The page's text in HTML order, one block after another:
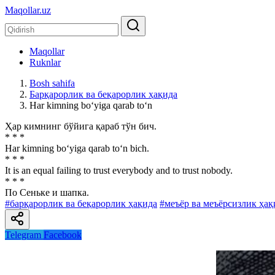
Maqollar.uz
Maqollar
Ruknlar
Bosh sahifa
Барқарорлик ва беқарорлик ҳақида
Har kimning bo‘yiga qarab to‘n
Ҳар кимнинг бўйига қараб тўн бич.
* * *
Har kimning bo‘yiga qarab to‘n bich.
* * *
It is an equal failing to trust everybody and to trust nobody.
* * *
По Сеньке и шапка.
#барқарорлик ва беқарорлик ҳақида #меъёр ва меъёрсизлик
Telegram Facebook